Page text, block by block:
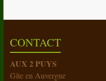
CONTACT
AUX 2 PUYS
Gîte en Auvergne